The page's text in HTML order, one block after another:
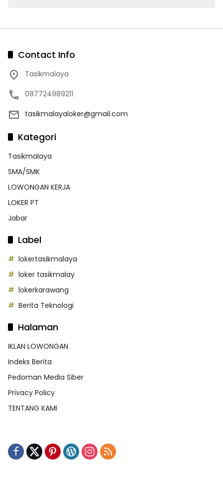
Contact Info
Tasikmalaya
087724989211
tasikmalayaloker@gmail.com
Kategori
Tasikmalaya
SMA/SMK
LOWONGAN KERJA
LOKER PT
Jabar
Label
lokertasikmalaya
loker tasikmalay
lokerkarawang
Berita Teknologi
Halaman
IKLAN LOWONGAN
Indeks Berita
Pedoman Media Siber
Privacy Policy
TENTANG KAMI